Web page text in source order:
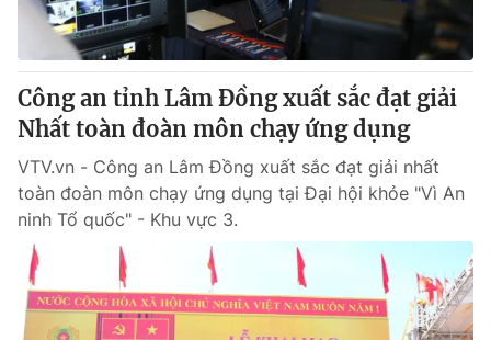
Công an tỉnh Lâm Đồng xuất sắc đạt giải
Nhất toàn đoàn môn chạy ứng dụng
VTV.vn - Công an Lâm Đồng xuất sắc đạt giải nhất
toàn đoàn môn chạy ứng dụng tại Đại hội khỏe "Vì An
ninh Tổ quốc" - Khu vực 3.